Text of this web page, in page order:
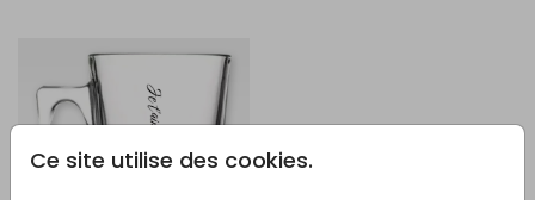
Ce site utilise des cookies.